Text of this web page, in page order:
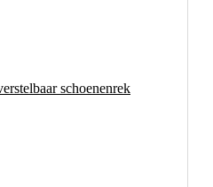
schoenenrek